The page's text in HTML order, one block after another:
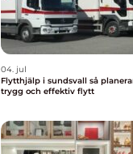
04. jul
Flytthjälp i sundsvall så planerar du en
trygg och effektiv flytt